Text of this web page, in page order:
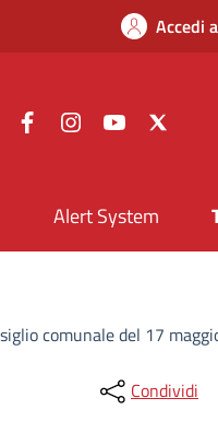
Accedi
FacebookInstagramYouTube
Alert System
comunale del 17
Condividi